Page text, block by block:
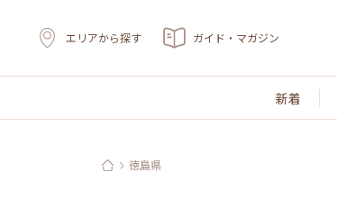
エリアから探す ガイド・マガジン
新着
徳島県